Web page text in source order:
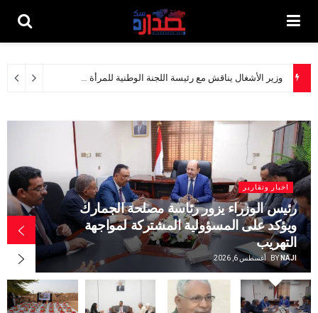
وزير الأشغال يناقش مع رئيسة اللجنة الوطنية للمرأة سبل تعزيز التعاون المشترك
اخبار وتقارير
رئيس الوزراء يزور رئاسة مصلحة الجمارك
ويؤكد على المسؤولية المشتركة لمواجهة
التهريب
BYNAJI أغسطس 6, 2026